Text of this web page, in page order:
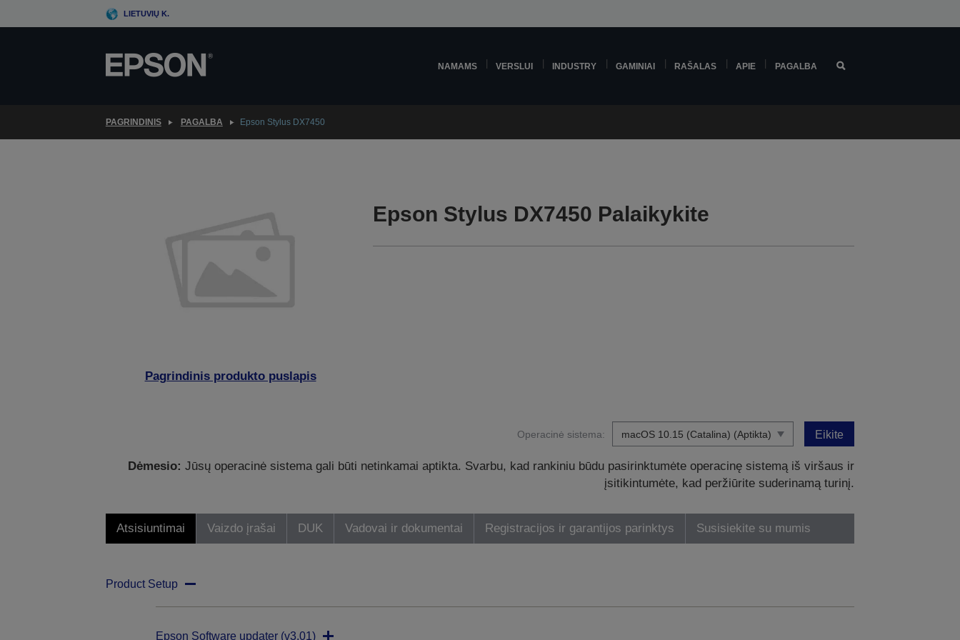
to
LIETUVIŲ K.
NAMAMS VERSLUI INDUSTRY GAMINIAI RAŠALAS APIE PAGALBA
PAGRINDINIS PAGALBA Epson Stylus DX7450
Pagrindinis produkto puslapis
Epson Stylus DX7450 Palaikykite
Operacinė sistema: Eikite
Dėmesio: Jūsų operacinė sistema gali būti netinkamai aptikta. Svarbu, kad rankiniu būdu pasirinktumėte operacinę sistemą iš viršaus ir
įsitikintumėte, kad peržiūrite suderinamą turinį.
Atsisiuntimai Vaizdo įrašai DUK Vadovai ir dokumentai Registracijos ir garantijos parinktys Susisiekite su mumis
Product Setup
Epson Software updater (v3.01)